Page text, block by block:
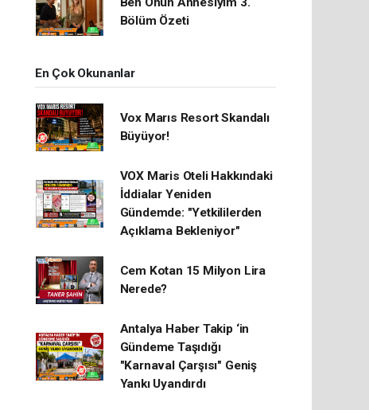
Bölüm Özeti
En Çok Okunanlar
Vox Marıs Resort Skandalı
Büyüyor!
VOX Maris Oteli Hakkındaki
İddialar Yeniden
Gündemde: "Yetkililerden
Açıklama Bekleniyor"
Cem Kotan 15 Milyon Lira
Nerede?
Antalya Haber Takip ‘in
Gündeme Taşıdığı
"Karnaval Çarşısı" Geniş
Yankı Uyandırdı